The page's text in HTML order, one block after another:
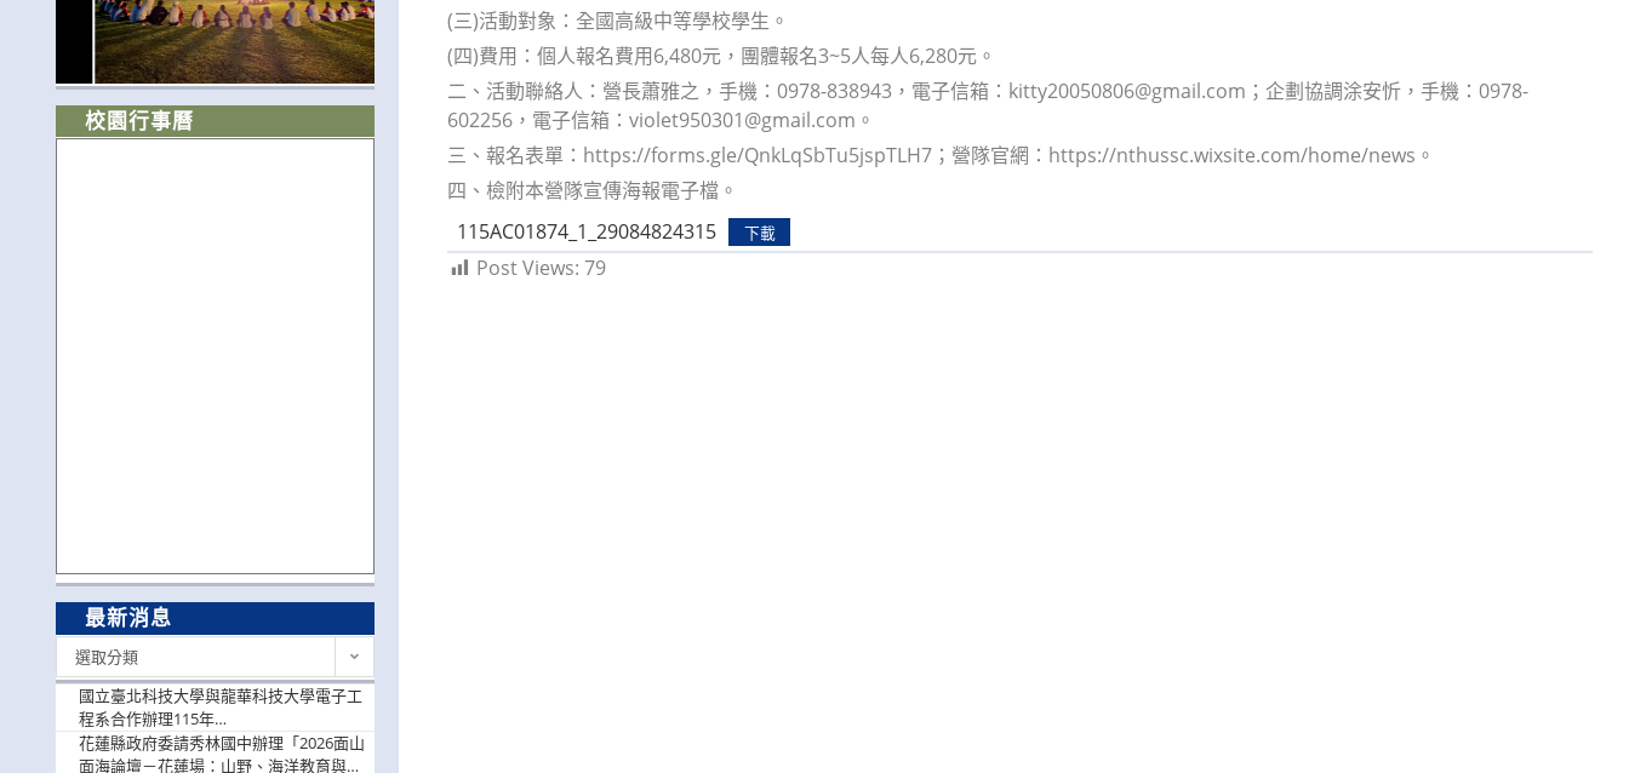
(三)活動對象：全國高級中等學校學生。
(四)費用：個人報名費用6,480元，團體報名3~5人每人6,280元。
二、活動聯絡人：營長蕭雅之，手機：0978-838943，電子信箱：kitty20050806@gmail.com；企劃協調涂安忻，手機：0978-
602256，電子信箱：violet950301@gmail.com。
三、報名表單：https://forms.gle/QnkLqSbTu5jspTLH7；營隊官網：https://nthussc.wixsite.com/home/news。
四、檢附本營隊宣傳海報電子檔。
115AC01874_1_29084824315
下載
Post Views: 79
校園行事曆
最新消息
選取分類
國立臺北科技大學與龍華科技大學電子工
程系合作辦理115年
「115.08.10~08.12「AI賦能應用於智慧半
導體研習營」，歡迎學生踴躍報名參加
花蓮縣政府委請秀林國中辦理「2026面山
面海論壇－花蓮場：山野、海洋教育與戶